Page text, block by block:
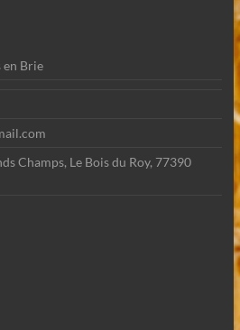
en Brie
Champs, Le Bois du Roy, 77390